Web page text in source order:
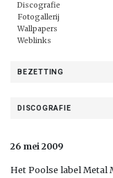
Discografie
Fotogallerij
Wallpapers
Weblinks
BEZETTING
DISCOGRAFIE
26 mei 2009
Het Poolse label Metal